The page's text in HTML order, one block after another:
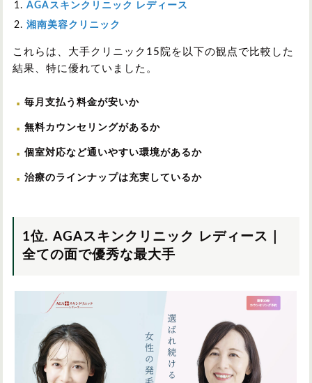
AGAスキンクリニック レディース
湘南美容クリニック
これらは、大手クリニック15院を以下の観点で比較した
結果、特に優れていました。
毎月支払う料金が安いか
無料カウンセリングがあるか
個室対応など通いやすい環境があるか
治療のラインナップは充実しているか
1位. AGAスキンクリニック レディース｜
全ての面で優秀な最大手